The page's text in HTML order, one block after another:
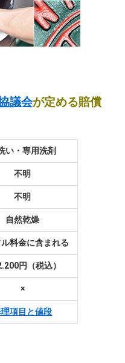
議会が定める賠償
い・専用洗剤
不明
不明
自然乾燥
料金に含まれる
円（税込）
×
項目と値段